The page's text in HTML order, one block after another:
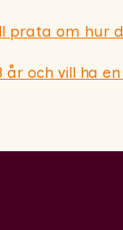
prata om hur
år och vill ha